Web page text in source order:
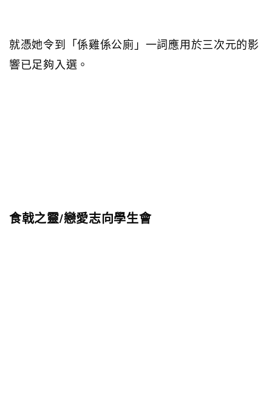
就憑她令到「係雞係公廁」一詞應用於三次元的影
響已足夠入選。
食戟之靈/戀愛志向學生會